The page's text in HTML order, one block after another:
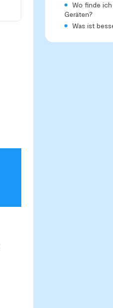
Wo finde
Geräten?
Was ist